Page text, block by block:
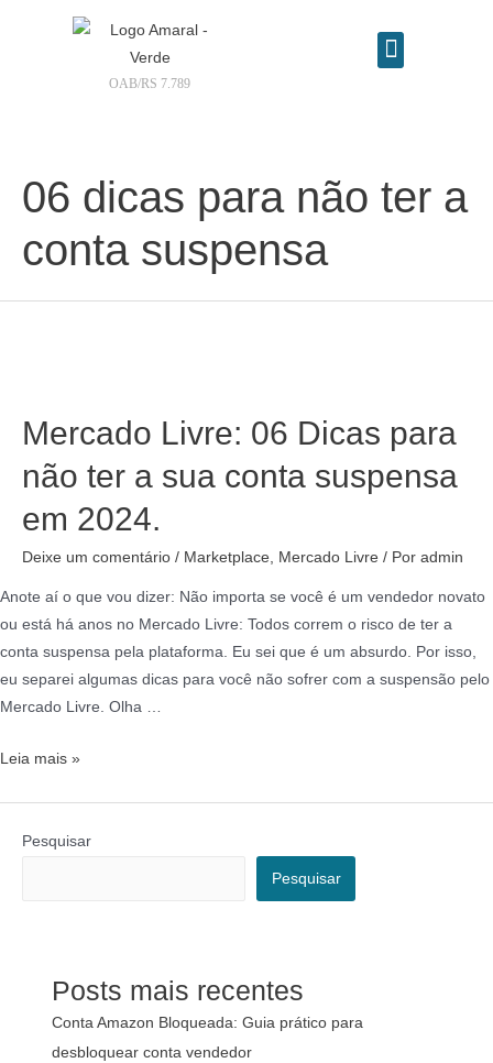
OAB/RS 7.789
06 dicas para não ter a
conta suspensa
Mercado Livre: 06 Dicas para
não ter a sua conta suspensa
em 2024.
Deixe um comentário / Marketplace, Mercado Livre / Por admin
Anote aí o que vou dizer: Não importa se você é um vendedor novato
ou está há anos no Mercado Livre: Todos correm o risco de ter a
conta suspensa pela plataforma. Eu sei que é um absurdo. Por isso,
eu separei algumas dicas para você não sofrer com a suspensão pelo
Mercado Livre. Olha …
Leia mais »
Pesquisar
Pesquisar
Posts mais recentes
Conta Amazon Bloqueada: Guia prático para
desbloquear conta vendedor